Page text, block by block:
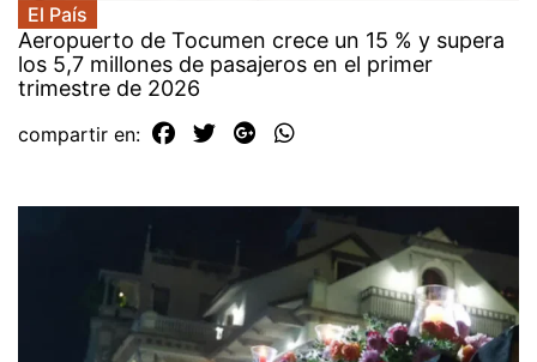
El País
Aeropuerto de Tocumen crece un 15 % y supera
los 5,7 millones de pasajeros en el primer
trimestre de 2026
compartir en: